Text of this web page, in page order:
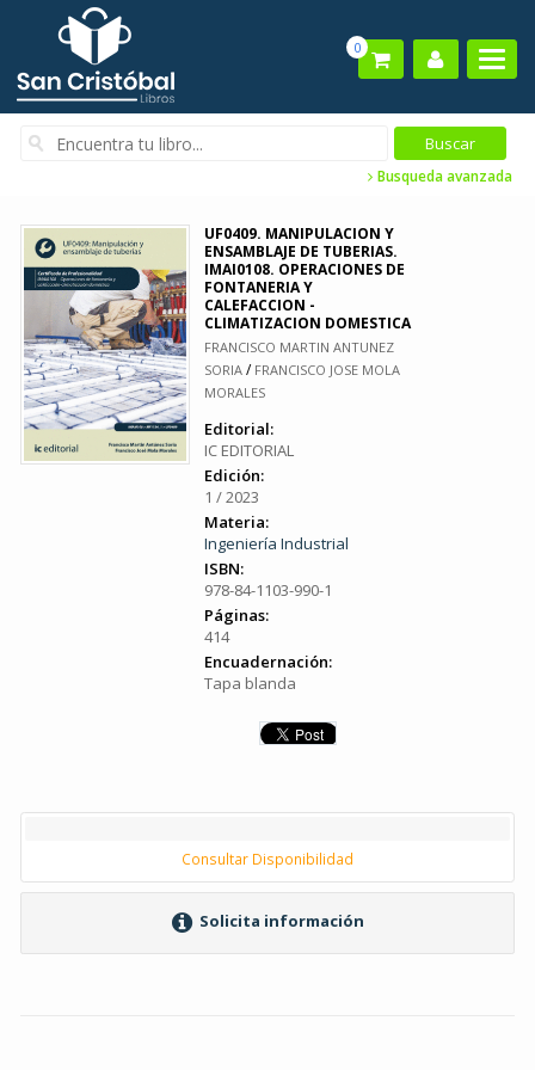
0
Busqueda avanzada
UF0409. MANIPULACION Y
ENSAMBLAJE DE TUBERIAS.
IMAI0108. OPERACIONES DE
FONTANERIA Y
CALEFACCION -
CLIMATIZACION DOMESTICA
FRANCISCO MARTIN ANTUNEZ
SORIA / FRANCISCO JOSE MOLA
MORALES
Editorial:
IC EDITORIAL
Edición:
1 / 2023
Materia:
Ingeniería Industrial
ISBN:
978-84-1103-990-1
Páginas:
414
Encuadernación:
Tapa blanda
Consultar Disponibilidad
Solicita información